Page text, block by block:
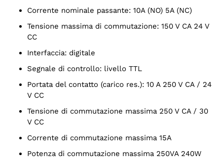
Corrente nominale passante: 10A (NO) 5A (NC)
Tensione massima di commutazione: 150 V CA 24 V
CC
Interfaccia: digitale
Segnale di controllo: livello TTL
Portata del contatto (carico res.): 10 A 250 V CA / 24
V CC
Tensione di commutazione massima 250 V CA / 30
V CC
Corrente di commutazione massima 15A
Potenza di commutazione massima 250VA 240W